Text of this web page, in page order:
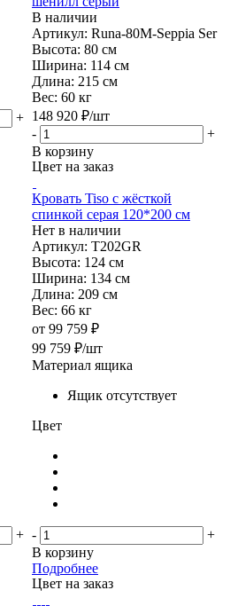
+
В наличии
Артикул: Runa-80М-Seppia Ser
Высота: 80 см
Ширина: 114 см
Длина: 215 см
Вес: 60 кг
148 920 ₽/шт
-
+
В корзину
+
Цвет на заказ
Кровать Tiso с жёсткой
спинкой серая 120*200 см
Нет в наличии
Артикул: T202GR
Высота: 124 см
Ширина: 134 см
Длина: 209 см
Вес: 66 кг
от 99 759 ₽
99 759 ₽/шт
Материал ящика
Ящик отсутствует
Цвет
-
+
В корзину
Подробнее
Цвет на заказ